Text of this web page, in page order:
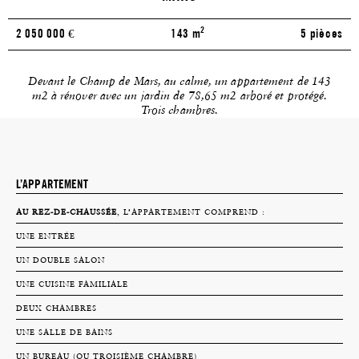
2 050 000 € 143 m2 5 pièces
Devant le Champ de Mars, au calme, un appartement de 143
m2 à rénover avec un jardin de 78,65 m2 arboré et protégé.
Trois chambres.
L’APPARTEMENT
AU REZ-DE-CHAUSSÉE, L’APPARTEMENT COMPREND :
UNE ENTRÉE
UN DOUBLE SALON
UNE CUISINE FAMILIALE
DEUX CHAMBRES
UNE SALLE DE BAINS
UN BUREAU (OU TROISIÈME CHAMBRE)